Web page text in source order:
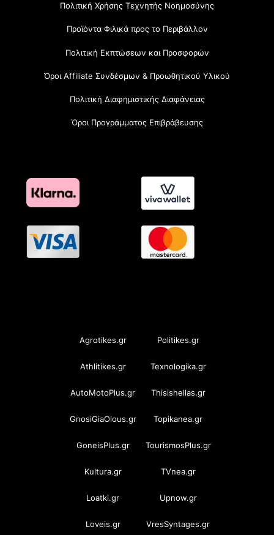
Πολιτική Χρήσης Τεχνητής Νοημοσύνης
Προϊόντα Φιλικά προς το Περιβάλλον
Πολιτική Εκπτώσεων και Προσφορών
Όροι Affiliate Συνδέσμων & Προωθητικού Υλικού
Πολιτική Διαφημιστικής Διαφάνειας
Όροι Προγράμματος Επιβράβευσης
Agrotikes.gr Politikes.gr
Athlitikes.gr Texnologika.gr
AutoMotoPlus.gr Thisishellas.gr
GnosiGiaOlous.gr Topikanea.gr
GoneisPlus.gr TourismosPlus.gr
Kultura.gr TVnea.gr
Loatki.gr Upnow.gr
Loveis.gr VresSyntages.gr